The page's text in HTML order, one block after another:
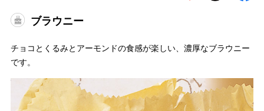
ブラウニー
チョコとくるみとアーモンドの食感が楽しい、濃厚なブラウニー
です。